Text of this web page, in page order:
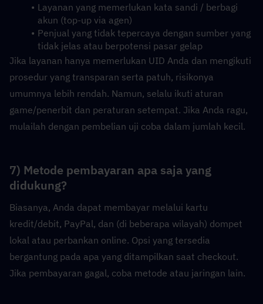
Layanan yang memerlukan kata sandi / berbagi
akun (top-up via agen)
Penjual yang tidak tepercaya dengan sumber yang
tidak jelas atau berpotensi pasar gelap
Jika layanan hanya memerlukan UID Anda dan mengikuti
prosedur yang transparan serta patuh, risikonya
umumnya lebih rendah. Namun, selalu ikuti aturan
game/penerbit dan peraturan setempat. Jika Anda ragu,
mulailah dengan pembelian uji coba dalam jumlah kecil.
7) Metode pembayaran apa saja yang
didukung?
Biasanya, Anda dapat membayar melalui kartu
kredit/debit, PayPal, dan (di beberapa wilayah) dompet
lokal atau perbankan online. Opsi yang tersedia
bergantung pada apa yang ditampilkan saat checkout.
Jika pembayaran gagal, coba metode atau jaringan lain.